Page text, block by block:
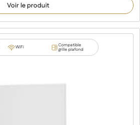
Voir le produit
WiFi Compatible
grille plafond